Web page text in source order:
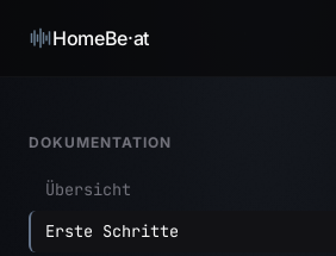
HomeBe·at
DOKUMENTATION
Übersicht
Erste Schritte